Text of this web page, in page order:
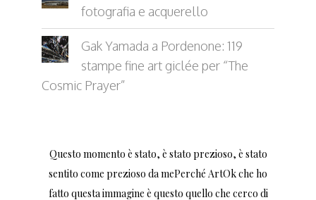
fotografia e acquerello
Gak Yamada a Pordenone: 119
stampe fine art giclée per “The
Cosmic Prayer”
Questo momento è stato, è stato prezioso, è stato
sentito come prezioso da mePerché ArtOk che ho
fatto questa immagine è questo quello che cerco di